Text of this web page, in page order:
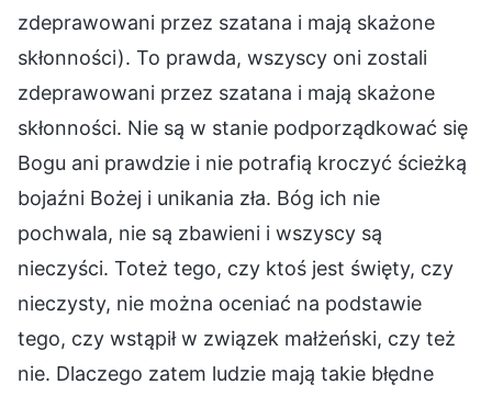
zdeprawowani przez szatana i mają skażone
skłonności). To prawda, wszyscy oni zostali
zdeprawowani przez szatana i mają skażone
skłonności. Nie są w stanie podporządkować się
Bogu ani prawdzie i nie potrafią kroczyć ścieżką
bojaźni Bożej i unikania zła. Bóg ich nie
pochwala, nie są zbawieni i wszyscy są
nieczyści. Toteż tego, czy ktoś jest święty, czy
nieczysty, nie można oceniać na podstawie
tego, czy wstąpił w związek małżeński, czy też
nie. Dlaczego zatem ludzie mają takie błędne